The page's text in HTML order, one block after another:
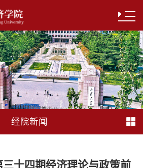
经院新闻
十四期经济理论与政策前